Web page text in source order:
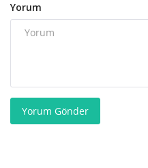
Yorum
Yorum Gönder